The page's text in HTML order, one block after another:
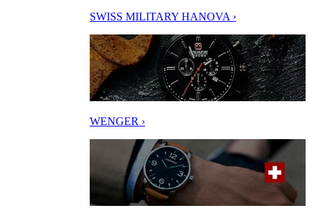
SWISS MILITARY HANOVA ›
WENGER ›